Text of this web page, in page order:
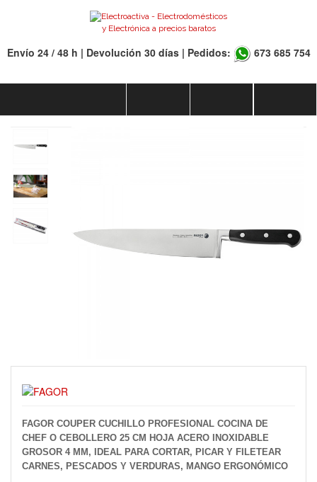
Envío 24 / 48 h | Devolución 30 días | Pedidos: 673 685 754
FAGOR COUPER CUCHILLO PROFESIONAL COCINA DE
CHEF O CEBOLLERO 25 CM HOJA ACERO INOXIDABLE
GROSOR 4 MM, IDEAL PARA CORTAR, PICAR Y FILETEAR
CARNES, PESCADOS Y VERDURAS, MANGO ERGONÓMICO